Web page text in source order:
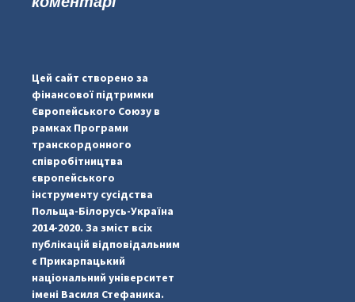
pimrec_project
Цей сайт створено за
фінансової підтримки
Європейського Союзу в
рамках Програми
транскордонного
співробітництва
європейського
інструменту сусідства
Польща-Білорусь-Україна
2014-2020. За зміст всіх
публікацій відповідальним
є Прикарпацький
національний університет
імені Василя Стефаника.